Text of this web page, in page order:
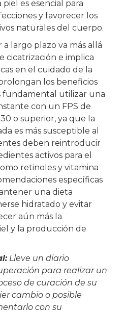
es esencial para
y favorecer los
naturales del cuerpo.
largo plazo va más allá
cicatrización e implica
en el cuidado de la
los beneficios
fundamental utilizar una
con un FPS de
o superior, ya que la
es más susceptible al
deben reintroducir
activos para el
retinoles y vitamina
específicas
una dieta
hidratado y evitar
aún más la
y la producción de
Lleve un diario
para realizar un
de curación de su
cambio o posible
con su